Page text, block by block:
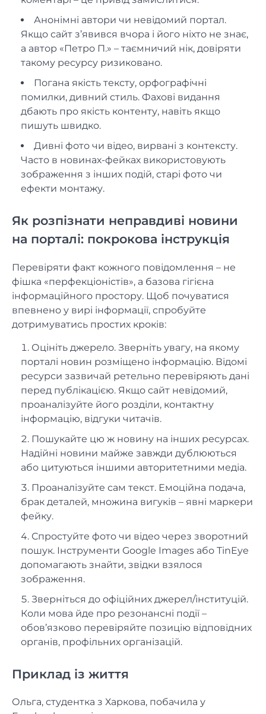
Анонімні автори чи невідомий портал.
Якщо сайт з’явився вчора і його ніхто не знає,
а автор «Петро П.» – таємничий нік, довіряти
такому ресурсу ризиковано.
Погана якість тексту, орфографічні
помилки, дивний стиль. Фахові видання
дбають про якість контенту, навіть якщо
пишуть швидко.
Дивні фото чи відео, вирвані з контексту.
Часто в новинах-фейках використовують
зображення з інших подій, старі фото чи
ефекти монтажу.
Як розпізнати неправдиві новини
на порталі: покрокова інструкція
Перевіряти факт кожного повідомлення – не
фішка «перфекціоністів», а базова гігієна
інформаційного простору. Щоб почуватися
впевнено у вирі інформації, спробуйте
дотримуватись простих кроків:
Оцініть джерело. Зверніть увагу, на якому
порталі новин розміщено інформацію. Відомі
ресурси зазвичай ретельно перевіряють дані
перед публікацією. Якщо сайт невідомий,
проаналізуйте його розділи, контактну
інформацію, відгуки читачів.
Пошукайте цю ж новину на інших ресурсах.
Надійні новини майже завжди дублюються
або цитуються іншими авторитетними медіа.
Проаналізуйте сам текст. Емоційна подача,
брак деталей, множина вигуків – явні маркери
фейку.
Спростуйте фото чи відео через зворотний
пошук. Інструменти Google Images або TinEye
допомагають знайти, звідки взялося
зображення.
Зверніться до офіційних джерел/інституцій.
Коли мова йде про резонансні події –
обов’язково перевіряйте позицію відповідних
органів, профільних організацій.
Приклад із життя
Ольга, студентка з Харкова, побачила у